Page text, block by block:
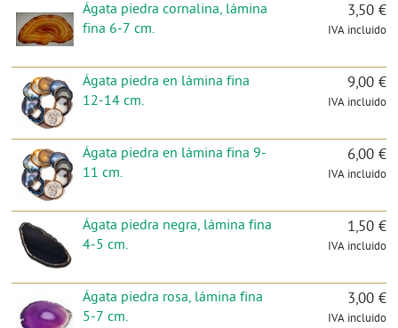
Ágata piedra cornalina, lámina
fina 6-7 cm.
3,50 €
IVA incluido
Ágata piedra en lámina fina
12-14 cm.
9,00 €
IVA incluido
Ágata piedra en lámina fina 9-
11 cm.
6,00 €
IVA incluido
Ágata piedra negra, lámina fina
4-5 cm.
1,50 €
IVA incluido
Ágata piedra rosa, lámina fina
5-7 cm.
3,00 €
IVA incluido